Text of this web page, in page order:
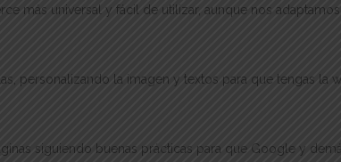
más universal y fácil de utilizar, aunque nos adaptamos
personalizando la imagen y textos para que tengas la
siguiendo buenas prácticas para que Google y